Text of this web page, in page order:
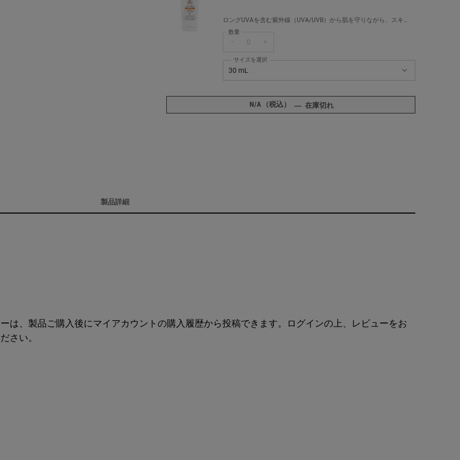
ロングUVAを含む紫外線（UVA/UVB）から肌を守りながら、スキン
ケア効果を持つ日焼け止め乳液。
数量
キールズ DS UV ディフェンス SPF50 PA++++ の サイズ を選択してください
30 mL
商品バリエーションは在庫切れです, 30 mL
サイズを選択
N/A （税込） ― 在庫切れ
製品詳細
は、製品ご購入後にマイアカウントの購入履歴から投稿できます。ログインの上、レビューをお
さい。